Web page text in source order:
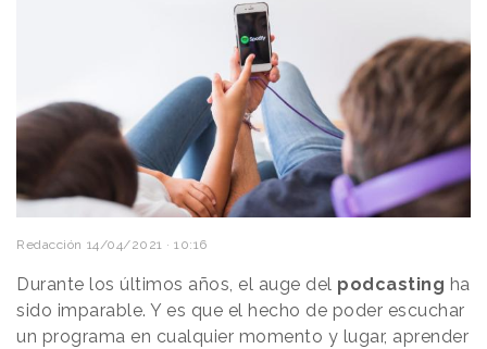
Redacción 14/04/2021 · 10:16
Durante los últimos años, el auge del podcasting ha
sido imparable. Y es que el hecho de poder escuchar
un programa en cualquier momento y lugar, aprender